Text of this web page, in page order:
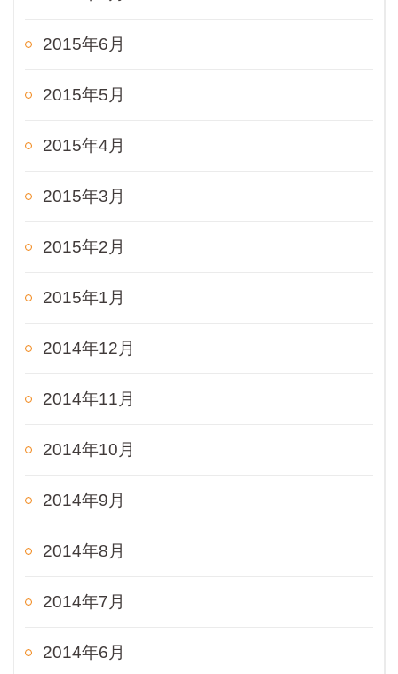
2015年6月
2015年5月
2015年4月
2015年3月
2015年2月
2015年1月
2014年12月
2014年11月
2014年10月
2014年9月
2014年8月
2014年7月
2014年6月